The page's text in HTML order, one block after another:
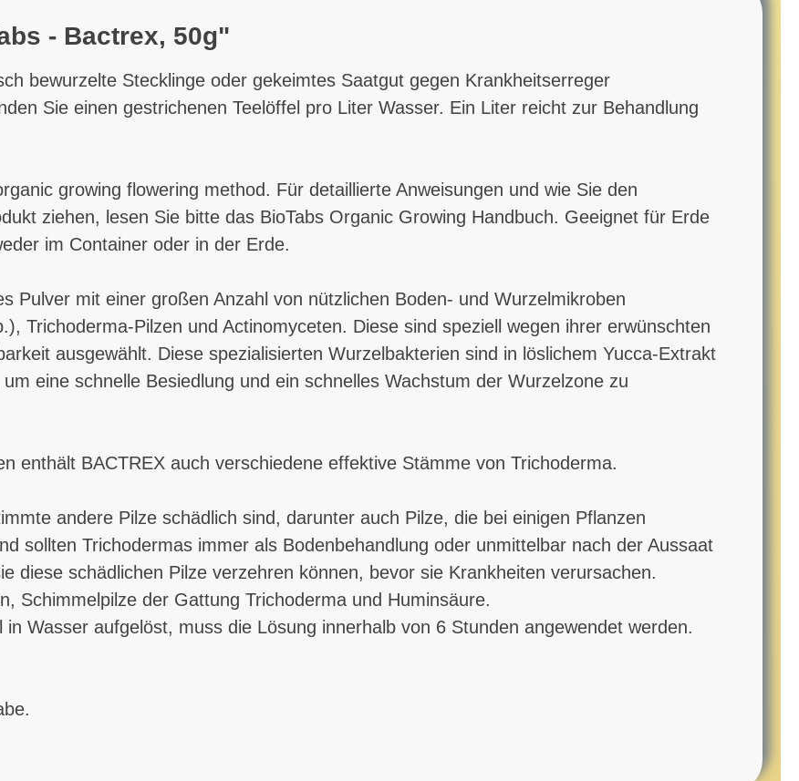
- Bactrex, 50g"
bewurzelte Stecklinge oder gekeimtes Saatgut gegen Krankheitserreger
Sie einen gestrichenen Teelöffel pro Liter Wasser. Ein Liter reicht zur Behandlung
growing flowering method. Für detaillierte Anweisungen und wie Sie den
ziehen, lesen Sie bitte das BioTabs Organic Growing Handbuch. Geeignet für Erde
im Container oder in der Erde.
Pulver mit einer großen Anzahl von nützlichen Boden- und Wurzelmikroben
Trichoderma-Pilzen und Actinomyceten. Diese sind speziell wegen ihrer erwünschten
ausgewählt. Diese spezialisierten Wurzelbakterien sind in löslichem Yucca-Extrakt
eine schnelle Besiedlung und ein schnelles Wachstum der Wurzelzone zu
enthält BACTREX auch verschiedene effektive Stämme von Trichoderma.
andere Pilze schädlich sind, darunter auch Pilze, die bei einigen Pflanzen
sollten Trichodermas immer als Bodenbehandlung oder unmittelbar nach der Aussaat
diese schädlichen Pilze verzehren können, bevor sie Krankheiten verursachen.
Schimmelpilze der Gattung Trichoderma und Huminsäure.
Wasser aufgelöst, muss die Lösung innerhalb von 6 Stunden angewendet werden.